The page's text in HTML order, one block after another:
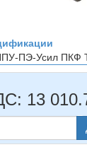
ПЭ-Усил ПКФ
13